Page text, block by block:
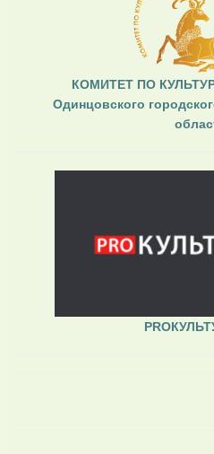
КОМИТЕТ ПО
Одинцовского